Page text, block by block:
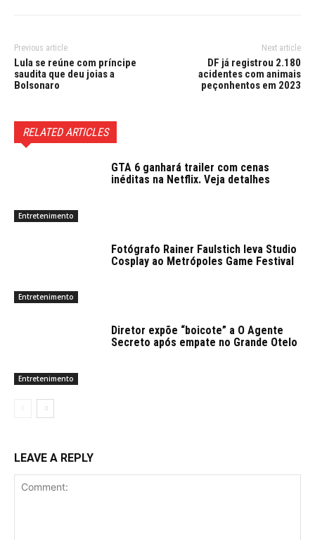
Previous article
Lula se reúne com príncipe
saudita que deu joias a
Bolsonaro
Next article
DF já registrou 2.180
acidentes com animais
peçonhentos em 2023
RELATED ARTICLES
Entretenimento
GTA 6 ganhará trailer com cenas
inéditas na Netflix. Veja detalhes
Entretenimento
Fotógrafo Rainer Faulstich leva Studio
Cosplay ao Metrópoles Game Festival
Entretenimento
Diretor expõe “boicote” a O Agente
Secreto após empate no Grande Otelo
LEAVE A REPLY